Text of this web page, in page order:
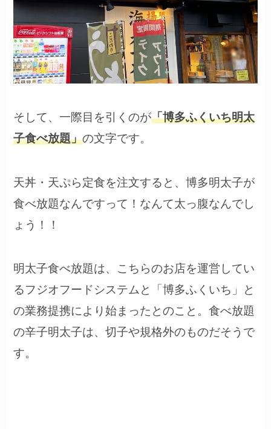
そして、一際目を引くのが「博多ふくいち明太
子食べ放題」の文字です。
天丼・天ぷら定食を注文すると、博多明太子が
食べ放題なんですって！なんて太っ腹なんでし
ょう！！
明太子食べ放題は、こちらのお店を運営してい
るフジオフードシステムと「博多ふくいち」と
の業務提携により始まったとのこと。食べ放題
の辛子明太子は、切子や規格外のものだそうで
す。